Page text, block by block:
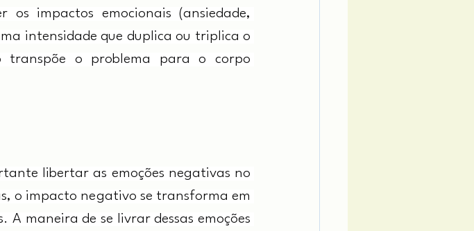
os impactos emocionais (ansiedade,
intensidade que duplica ou triplica o
transpõe o problema para o corpo
libertar as emoções negativas no
o impacto negativo se transforma em
maneira de se livrar dessas emoções